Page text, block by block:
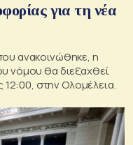
για τη νέα
ανακοινώθηκε, η
νόμου θα διεξαχθεί
12:00, στην Ολομέλεια.